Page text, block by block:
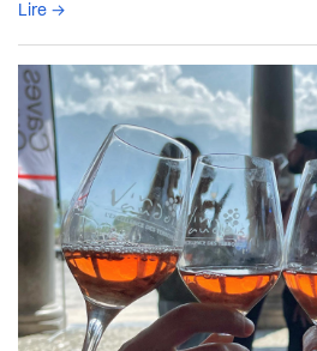
Lire →